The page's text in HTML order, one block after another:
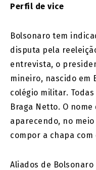
Perfil de vice
Bolsonaro tem
disputa pela
entrevista, o
mineiro, nascido em
colégio militar.
Braga Netto. O
aparecendo, no
compor a chapa
Aliados de